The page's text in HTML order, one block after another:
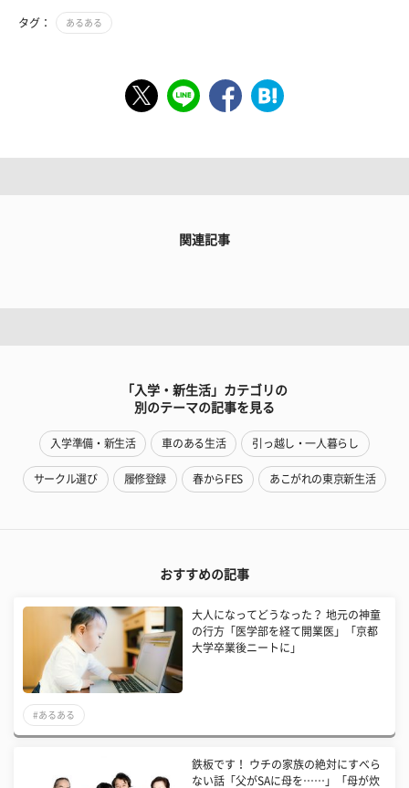
タグ： あるある
関連記事
「入学・新生活」カテゴリの
別のテーマの記事を見る
入学準備・新生活 車のある生活 引っ越し・一人暮らし
サークル選び 履修登録 春からFES あこがれの東京新生活
おすすめの記事
大人になってどうなった？ 地元の神童
の行方「医学部を経て開業医」「京都
大学卒業後ニートに」
#あるある
鉄板です！ ウチの家族の絶対にすべら
ない話「父がSAに母を……」「母が炊